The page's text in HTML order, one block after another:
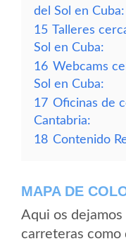
del Sol en Cuba:
15 Talleres
Sol en Cuba:
16 Webcams
Sol en Cuba:
17 Oficinas de
Cantabria:
18 Contenido
MAPA DE
Aqui os
carreteras como